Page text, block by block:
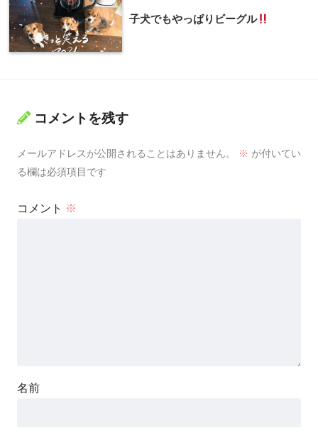
子犬でもやっぱりビーグル
コメントを残す
メールアドレスが公開されることはありません。 ※ が付いてい
る欄は必須項目です
コメント ※
名前